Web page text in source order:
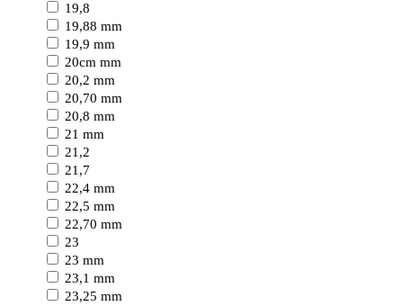
19,8
19,88 mm
19,9 mm
20cm mm
20,2 mm
20,70 mm
20,8 mm
21 mm
21,2
21,7
22,4 mm
22,5 mm
22,70 mm
23
23 mm
23,1 mm
23,25 mm